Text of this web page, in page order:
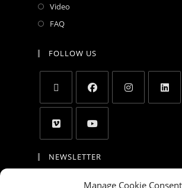
Manage Cookie Consent
Video
FAQ
FOLLOW US
NEWSLETTER
By entering your email address, you